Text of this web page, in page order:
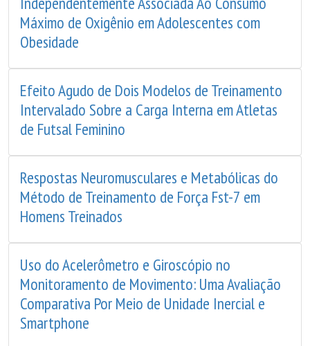
Máximo de Oxigênio em Adolescentes com
Obesidade
Efeito Agudo de Dois Modelos de Treinamento
Intervalado Sobre a Carga Interna em Atletas
de Futsal Feminino
Respostas Neuromusculares e Metabólicas do
Método de Treinamento de Força Fst-7 em
Homens Treinados
Uso do Acelerômetro e Giroscópio no
Monitoramento de Movimento: Uma Avaliação
Comparativa Por Meio de Unidade Inercial e
Smartphone